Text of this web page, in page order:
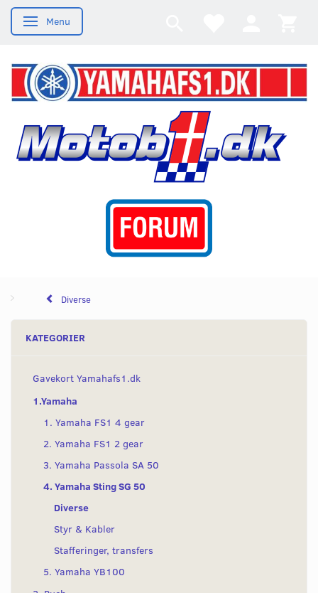
Skifte navigation
Menu
Diverse
KATEGORIER
Gavekort Yamahafs1.dk
1.Yamaha
1. Yamaha FS1 4 gear
2. Yamaha FS1 2 gear
3. Yamaha Passola SA 50
4. Yamaha Sting SG 50
Diverse
Styr & Kabler
Stafferinger, transfers
5. Yamaha YB100